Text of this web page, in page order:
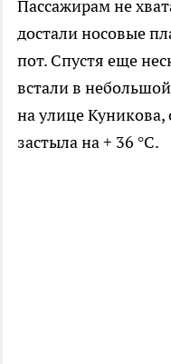
Пассажирам не
достали носовые
пот. Спустя еще
встали в
на улице
застыла на + 36 °C.